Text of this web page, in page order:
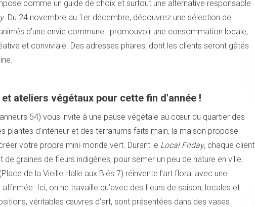
comme un guide de choix et surtout une alternative responsable
. Du 24 novembre au 1er décembre, découvrez une sélection de
d’une envie commune : promouvoir une consommation locale,
et conviviale. Des adresses phares, dont les clients seront gâtés
ateliers végétaux pour cette fin d'année !
54) vous invite à une pause végétale au cœur du quartier des
plantes d’intérieur et des terrariums faits main, la maison propose
votre propre mini-monde vert. Durant le Local Friday, chaque client
graines de fleurs indigènes, pour semer un peu de nature en ville.
(Place de la Vieille Halle aux Blés 7) réinvente l’art floral avec une
Ici, on ne travaille qu’avec des fleurs de saison, locales et
véritables œuvres d’art, sont présentées dans des vases